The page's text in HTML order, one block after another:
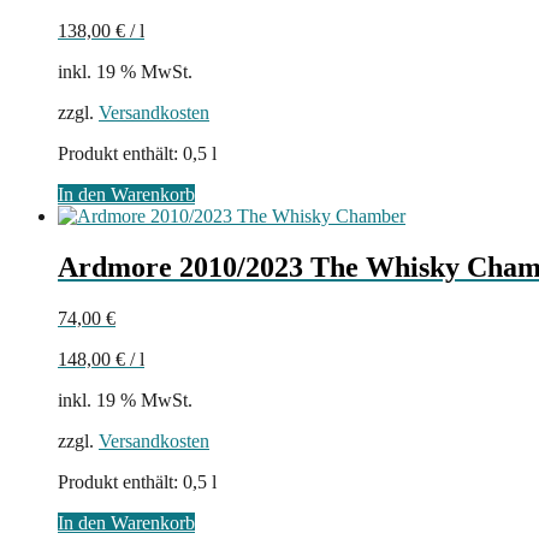
138,00 € /l
inkl. 19 % MwSt.
zzgl. Versandkosten
Produkt enthält: 0,5 l
In den Warenkorb
Ardmore 2010/2023 The Whisky
74,00 €
148,00 € /l
inkl. 19 % MwSt.
zzgl. Versandkosten
Produkt enthält: 0,5 l
In den Warenkorb